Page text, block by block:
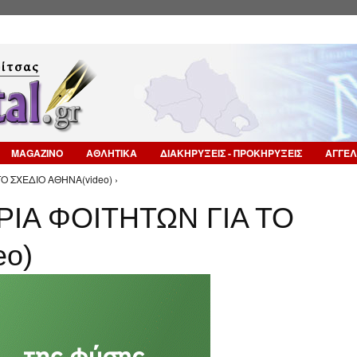
MAGAZINO ΑΘΛΗΤΙΚΑ ΔΙΑΚΗΡΥΞΕΙΣ - ΠΡΟΚΗΡΥΞΕΙΣ
ΣΧΕΔΙΟ ΑΘΗΝΑ(video) ›
ΦΟΙΤΗΤΩΝ ΓΙΑ ΤΟ